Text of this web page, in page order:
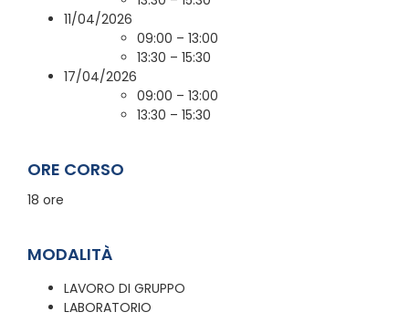
11/04/2026
09:00 – 13:00
13:30 – 15:30
17/04/2026
09:00 – 13:00
13:30 – 15:30
ORE CORSO
18 ore
MODALITÀ
LAVORO DI GRUPPO
LABORATORIO